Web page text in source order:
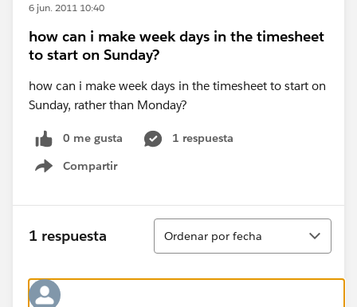
6 jun. 2011 10:40
how can i make week days in the timesheet
to start on Sunday?
how can i make week days in the timesheet to start on
Sunday, rather than Monday?
0 me gusta
1 respuesta
Compartir
Show menu
1 respuesta
Ordenar
Ordenar por fecha